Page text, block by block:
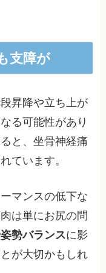
支障が
昇降や立ち上が
る可能性があり
と、坐骨神経痛
ています。
マンスの低下な
は単にお尻の問
勢バランスに影
が大切かもしれ